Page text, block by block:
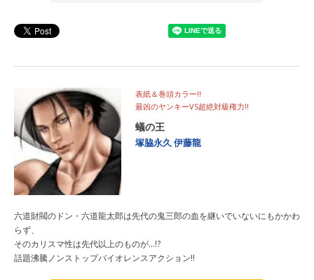
表紙＆巻頭カラー!!
最凶のヤンキーVS超絶対級権力!!
蟻の王
塚脇永久伊藤龍
六道財閥のドン・六道龍太郎は先代の鬼三郎の血を継いでいないにもかかわ
らず、
そのカリスマ性は先代以上のものが…!?
話題沸騰ノンストップバイオレンスアクション!!